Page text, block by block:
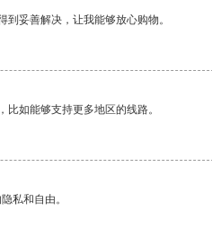
妥善解决，让我能够放心购物。
如能够支持更多地区的线路。
私和自由。